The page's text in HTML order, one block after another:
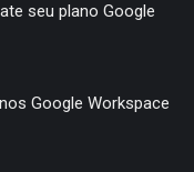
seu plano Google
Google Workspace